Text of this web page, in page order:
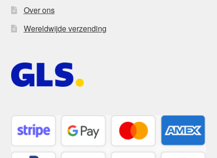
Over ons
Wereldwijde verzending